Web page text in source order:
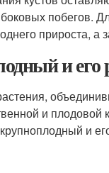
побегов.
прироста, а
и его
и плодовой